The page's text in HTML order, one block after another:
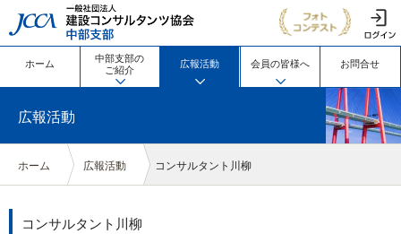
JCCA 一般社団法人 建設コン
ホーム 中部支部の
ご紹介 広報活動 会員の皆様へ お問合せ
広報活動
ホーム 広報活動 コンサルタント川柳
コンサルタント川柳